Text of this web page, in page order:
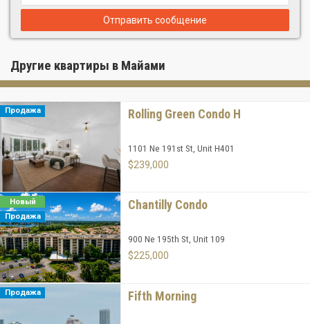
Отправить сообщение
Другие квартиры в Майами
Продажа Rolling Green Condo H
1101 Ne 191st St, Unit H401
$239,000
Новый
Продажа
Chantilly Condo
900 Ne 195th St, Unit 109
$225,000
Продажа Fifth Morning